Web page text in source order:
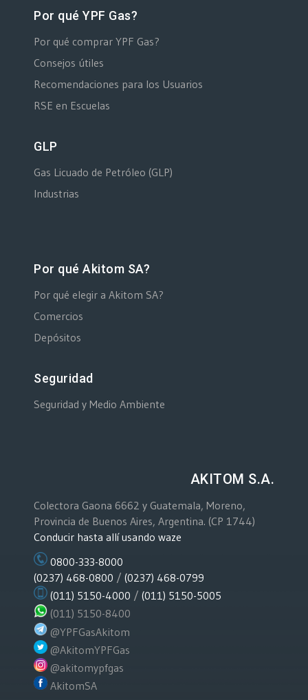
Por qué YPF Gas?
Por qué comprar YPF Gas?
Consejos útiles
Recomendaciones para los Usuarios
RSE en Escuelas
GLP
Gas Licuado de Petróleo (GLP)
Industrias
Por qué Akitom SA?
Por qué elegir a Akitom SA?
Comercios
Depósitos
Seguridad
Seguridad y Medio Ambiente
AKITOM S.A.
Colectora Gaona 6662 y Guatemala, Moreno,
Provincia de Buenos Aires, Argentina. (CP 1744)
Conducir hasta allí usando waze
0800-333-8000
(0237) 468-0800 / (0237) 468-0799
(011) 5150-4000 / (011) 5150-5005
(011) 5150-8400
@YPFGasAkitom
@AkitomYPFGas
@akitomypfgas
AkitomSA